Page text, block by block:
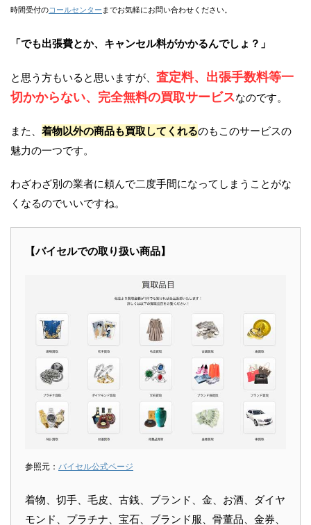
時間受付のコールセンター までお気軽にお問い合わせください。
「でも出張費とか、キャンセル料がかかるんでしょ？」
と思う方もいると思いますが、 査定料、出張手数料等一
切かからない、完全無料の買取サービスなのです。
また、 着物以外の商品も買取してくれるのもこのサービスの
魅力の一つです。
わざわざ別の業者に頼んで二度手間になってしまうことがな
くなるのでいいですね。
【バイセルでの取り扱い商品】
参照元： バイセル公式ページ
着物、切手、毛皮、古銭、ブランド、金、お酒、ダイヤ
モンド、プラチナ、宝石、ブランド服、骨董品、金券、